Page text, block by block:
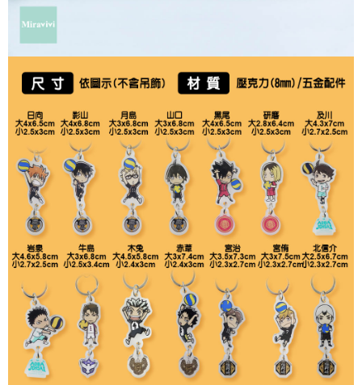
任。
４．使用「AFTEE先享後付」時，將依據個別帳號之用戶狀況，依本公司即
恩沛科技股份有限公司將有權停止該用戶之使用額度並採取法律行動。